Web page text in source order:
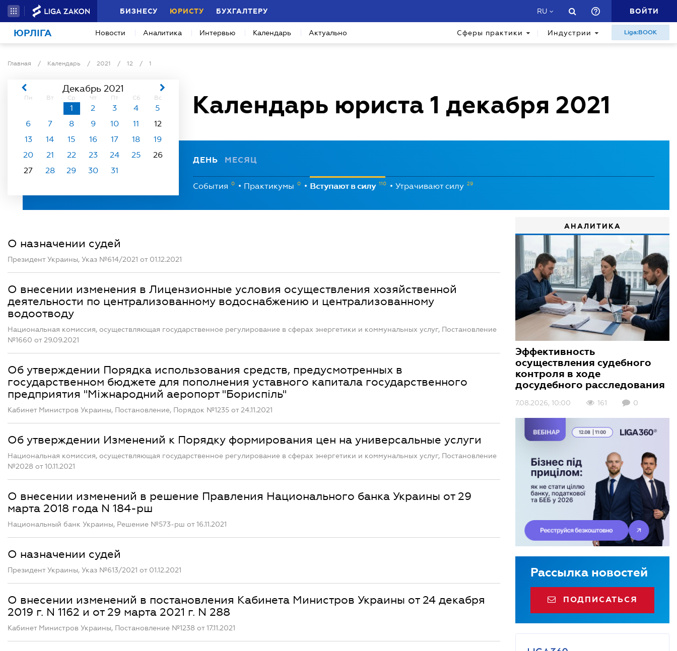
БИЗНЕСУ ЮРИСТУ БУХГАЛТЕРУ RU ВОЙТИ
ЮРЛІГА Новости Аналитика Интервью Календарь Актуально Сферы практики Индустрии Liga:BOOK
Главная / Календарь / 2021 / 12 / 1
Календарь юриста 1 декабря 2021
Декабрь 2021
Пн Вт Ср Чт Пт Сб Вс
1 2 3 4
5
6
7 8 9 10 11
12
13
14 15 16 17 18
19
20
21 22 23 24 25
26
27
28 29 30 31
ДЕНЬ МЕСЯЦ
События 0 Практикумы 0 Вступают в силу 110 Утрачивают силу 29
О назначении судей
Президент Украины, Указ №614/2021 от 01.12.2021
О внесении изменения в Лицензионные условия осуществления хозяйственной
деятельности по централизованному водоснабжению и централизованному
водоотводу
Национальная комиссия, осуществляющая государственное регулирование в сферах энергетики и коммунальных услуг, Постановление
№1660 от 29.09.2021
Об утверждении Порядка использования средств, предусмотренных в
государственном бюджете для пополнения уставного капитала государственного
предприятия "Міжнародний аеропорт "Бориспіль"
Кабинет Министров Украины, Постановление, Порядок №1235 от 24.11.2021
Об утверждении Изменений к Порядку формирования цен на универсальные услуги
Национальная комиссия, осуществляющая государственное регулирование в сферах энергетики и коммунальных услуг, Постановление
№2028 от 10.11.2021
О внесении изменений в решение Правления Национального банка Украины от 29
марта 2018 года N 184-рш
Национальный банк Украины, Решение №573-рш от 16.11.2021
О назначении судей
Президент Украины, Указ №613/2021 от 01.12.2021
О внесении изменений в постановления Кабинета Министров Украины от 24 декабря
2019 г. N 1162 и от 29 марта 2021 г. N 288
Кабинет Министров Украины, Постановление №1238 от 17.11.2021
АНАЛИТИКА
Эффективность
осуществления судебного
контроля в ходе
досудебного расследования
7.08.2026, 10:00 161 0
Рассылка новостей
ПОДПИСАТЬСЯ